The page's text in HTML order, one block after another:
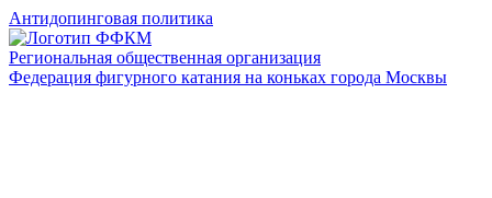
Антидопинговая политика
Региональная общественная организация
Федерация фигурного катания на коньках города Москвы